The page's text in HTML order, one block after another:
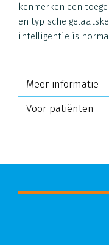
kenmerken een
en typische
intelligentie is
Meer informatie
Voor patiënten